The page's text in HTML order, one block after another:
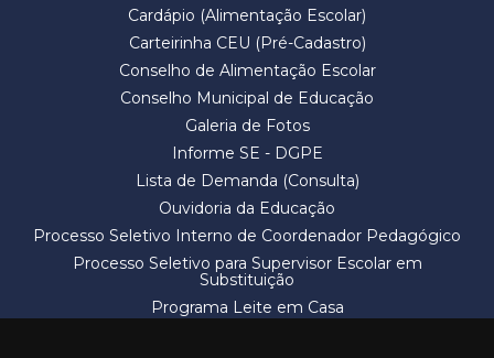
Cardápio (Alimentação Escolar)
Carteirinha CEU (Pré-Cadastro)
Conselho de Alimentação Escolar
Conselho Municipal de Educação
Galeria de Fotos
Informe SE - DGPE
Lista de Demanda (Consulta)
Ouvidoria da Educação
Processo Seletivo Interno de Coordenador Pedagógico
Processo Seletivo para Supervisor Escolar em
Substituição
Programa Leite em Casa